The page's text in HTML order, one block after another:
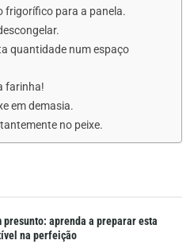
frigorífico para a panela.
quantidade num espaço
farinha!
em demasia.
no peixe.
presunto: aprenda a preparar esta
na perfeição